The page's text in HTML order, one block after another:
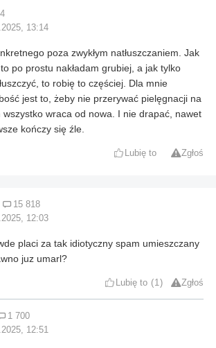
4
13:14
poza zwykłym natłuszczaniem. Jak
po prostu nakładam grubiej, a jak tylko
to robię to częściej. Dla mnie
jest to, żeby nie przerywać pielęgnacji na
wszystko wraca od nowa. I nie drapać, nawet
kończy się źle.
Lubię to Zgłoś
15 818
12:03
placi za tak idiotyczny spam umieszczany
juz umarl?
Lubię to 1 Zgłoś
1 700
12:51